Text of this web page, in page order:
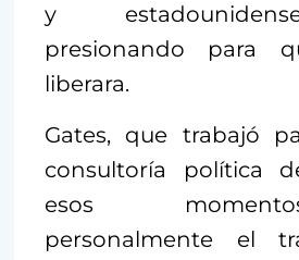
y
presionando para
liberara.
Gates, que trabajó
consultoría política
esos
personalmente el